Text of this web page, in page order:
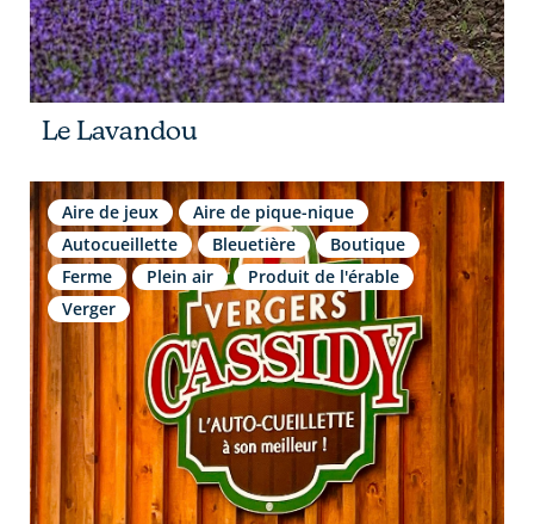
Le Lavandou
Aire de jeux
Aire de pique-nique
Autocueillette
Bleuetière
Boutique
Ferme
Plein air
Produit de l'érable
Verger